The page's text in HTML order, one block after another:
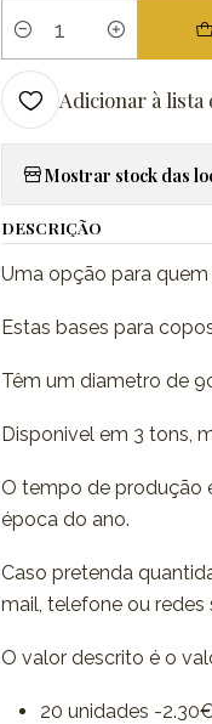
Quantidade
Adicionar à lista
Mostrar stock das
DESCRIÇÃO
Uma opção para
Estas bases para
Têm um diametro de
Disponivel em 3 tons,
O tempo de produção
época do ano.
Caso pretenda
mail, telefone ou redes
O valor descrito é o
20 unidades -